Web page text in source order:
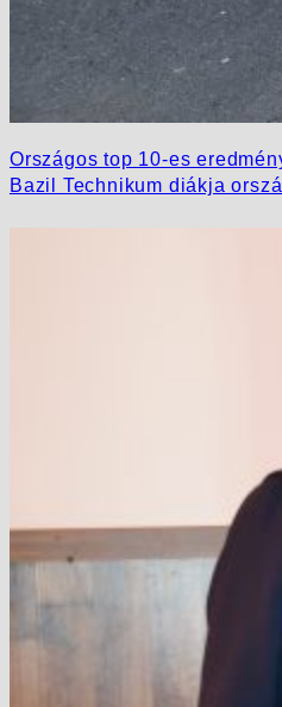
Országos top 10-es
Bazil Technikum diákja